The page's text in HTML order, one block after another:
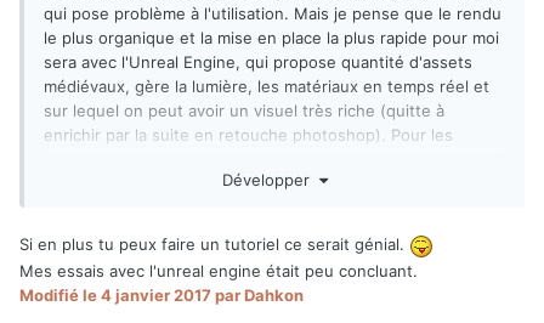
qui pose problème à l'utilisation. Mais je pense que le rendu
le plus organique et la mise en place la plus rapide pour moi
sera avec l'Unreal Engine, qui propose quantité d'assets
médiévaux, gère la lumière, les matériaux en temps réel et
sur lequel on peut avoir un visuel très riche (quitte à
enrichir par la suite en retouche photoshop). Pour les
éléments, écraser un peu la focale pour limiter les
photoshop devrait le faire. Mais bon on verra bien.
Développer
Si en plus tu peux faire un tutoriel ce serait génial.
Mes essais avec l'unreal engine était peu concluant.
Modifiéle 4 janvier 2017 par Dahkon